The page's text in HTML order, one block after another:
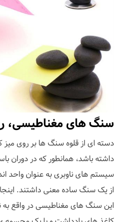
سنگ های مغناطیسی،
دسته ای از قلوه سنگ ها بر روی میز
داشته باشد، همانطور که در دوران
سیستم های ناوبری به عنوان واحد
این سنگ های مغناطیسی در واقع